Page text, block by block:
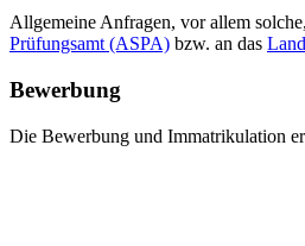
Allgemeine Anfragen, vor allem
Prüfungsamt (ASPA) bzw. an das
Bewerbung
Die Bewerbung und Immatrikulation